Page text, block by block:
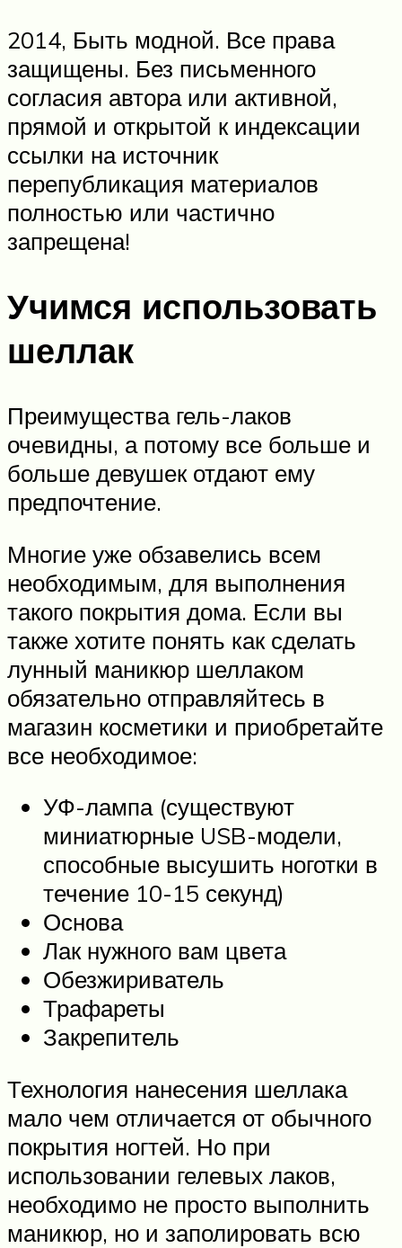
2014, Быть модной. Все права
защищены. Без письменного
согласия автора или активной,
прямой и открытой к индексации
ссылки на источник
перепубликация материалов
полностью или частично
запрещена!
Учимся использовать
шеллак
Преимущества гель-лаков
очевидны, а потому все больше и
больше девушек отдают ему
предпочтение.
Многие уже обзавелись всем
необходимым, для выполнения
такого покрытия дома. Если вы
также хотите понять как сделать
лунный маникюр шеллаком
обязательно отправляйтесь в
магазин косметики и приобретайте
все необходимое:
УФ-лампа (существуют
миниатюрные USB-модели,
способные высушить ноготки в
течение 10-15 секунд)
Основа
Лак нужного вам цвета
Обезжириватель
Трафареты
Закрепитель
Технология нанесения шеллака
мало чем отличается от обычного
покрытия ногтей. Но при
использовании гелевых лаков,
необходимо не просто выполнить
маникюр, но и заполировать всю